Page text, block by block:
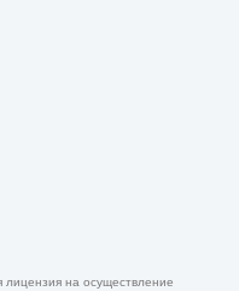
на осуществление